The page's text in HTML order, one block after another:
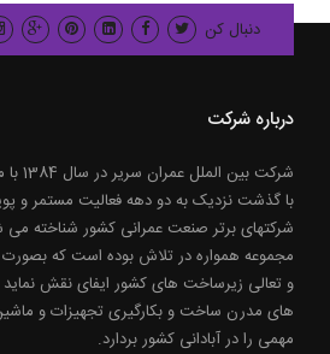
دنبال کن
درباره شرکت
شرکت
با گذشت نزدیک به دو دهه فعالیت مستمر و
شرکتهای برتر صنعت عمرانی کشور شناخته می
مجموعه همواره در تلاش بوده است که بصورت
و تعالی زیرساخت های کشور ایفای نقش نماید
های مدرن ساخت و بکارگیری تجهیزات و
مهمی را در آبادانی کشور بردارد.